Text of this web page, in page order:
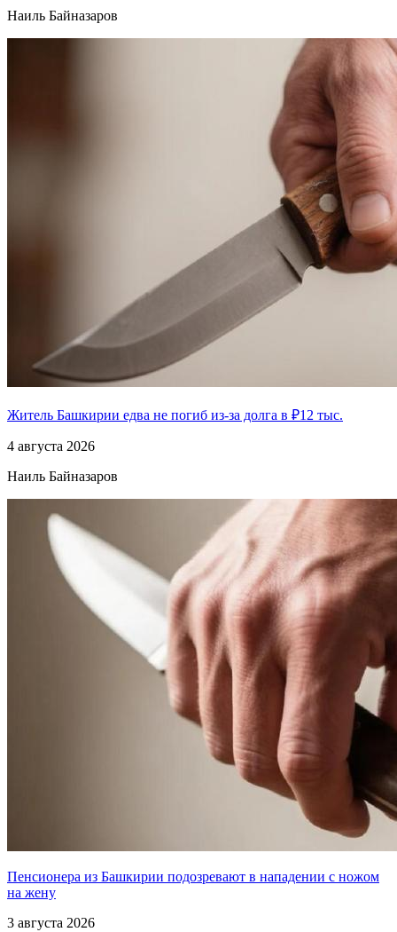
Наиль Байназаров
Житель Башкирии едва не погиб из-за долга в ₽12 тыс.
4 августа 2026
Наиль Байназаров
Пенсионера из Башкирии подозревают в нападении с ножом
на жену
3 августа 2026